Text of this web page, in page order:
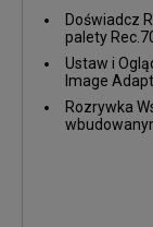
Doświadcz
palety
Ustaw i
Image
wielkiego
Rozrywka